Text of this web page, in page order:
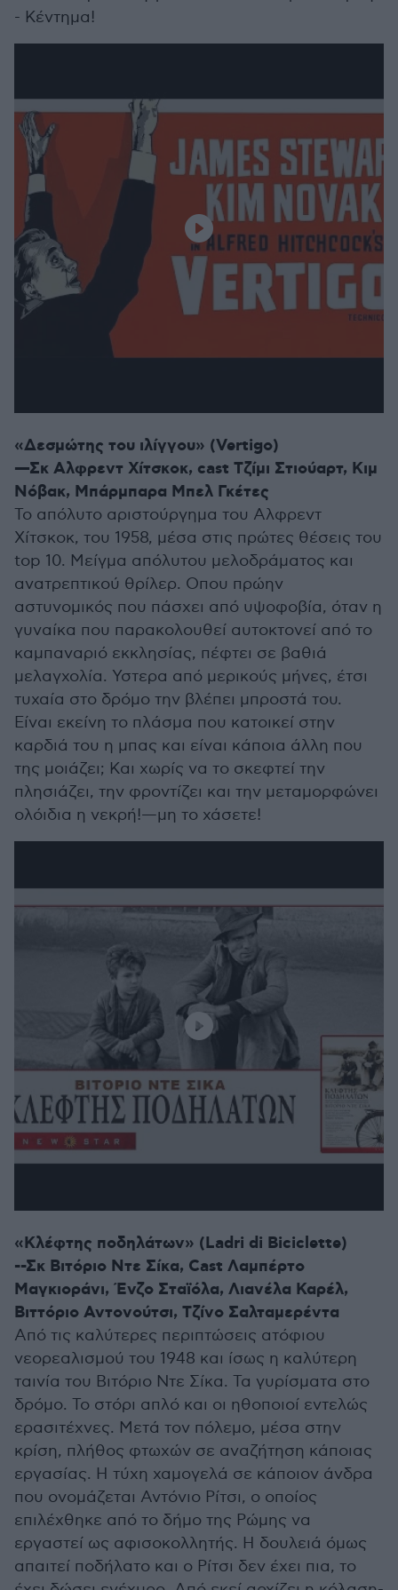
- Κέντημα!
«Δεσμώτης του ιλίγγου» (Vertigo)
—Σκ Αλφρεντ Χίτσκοκ, cast Τζίμι Στιούαρτ, Κιμ
Νόβακ, Μπάρμπαρα Μπελ Γκέτες
Το απόλυτο αριστούργημα του Αλφρεντ
Χίτσκοκ, του 1958, μέσα στις πρώτες θέσεις του
top 10. Μείγμα απόλυτου μελοδράματος και
ανατρεπτικού θρίλερ. Οπου πρώην
αστυνομικός που πάσχει από υψοφοβία, όταν η
γυναίκα που παρακολουθεί αυτοκτονεί από το
καμπαναριό εκκλησίας, πέφτει σε βαθιά
μελαγχολία. Υστερα από μερικούς μήνες, έτσι
τυχαία στο δρόμο την βλέπει μπροστά του.
Είναι εκείνη το πλάσμα που κατοικεί στην
καρδιά του η μπας και είναι κάποια άλλη που
της μοιάζει; Και χωρίς να το σκεφτεί την
πλησιάζει, την φροντίζει και την μεταμορφώνει
ολόιδια η νεκρή!—μη το χάσετε!
«Κλέφτης ποδηλάτων» (Ladri di Biciclette)
--Σκ Βιτόριο Ντε Σίκα, Cast Λαμπέρτο
Μαγκιοράνι, Ένζο Σταϊόλα, Λιανέλα Καρέλ,
Βιττόριο Αντονούτσι, Τζίνο Σαλταμερέντα
Από τις καλύτερες περιπτώσεις ατόφιου
νεορεαλισμού του 1948 και ίσως η καλύτερη
ταινία του Βιτόριο Ντε Σίκα. Τα γυρίσματα στο
δρόμο. Το στόρι απλό και οι ηθοποιοί εντελώς
ερασιτέχνες. Μετά τον πόλεμο, μέσα στην
κρίση, πλήθος φτωχών σε αναζήτηση κάποιας
εργασίας. Η τύχη χαμογελά σε κάποιον άνδρα
που ονομάζεται Αντόνιο Ρίτσι, ο οποίος
επιλέχθηκε από το δήμο της Ρώμης να
εργαστεί ως αφισοκολλητής. Η δουλειά όμως
απαιτεί ποδήλατο και ο Ρίτσι δεν έχει πια, το